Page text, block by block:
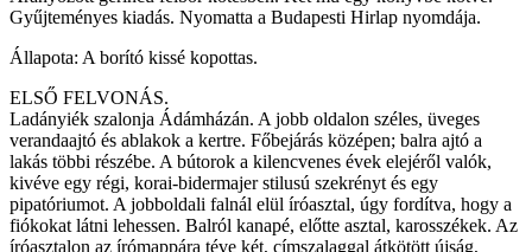
Gyűjteményes kiadás. Nyomatta a Budapesti Hirlap nyomdája.
Állapota: A borító kissé kopottas.
ELSŐ FELVONÁS.
Ladányiék szalonja Ádámházán. A jobb oldalon széles, üveges
verandaajtó és ablakok a kertre. Főbejárás középen; balra ajtó a
lakás többi részébe. A bútorok a kilencvenes évek elejéről valók,
kivéve egy régi, korai-bidermajer stilusú szekrényt és egy
pipatóriumot. A jobboldali falnál elül íróasztal, úgy fordítva, hogy a
fiókokat látni lehessen. Balról kanapé, előtte asztal, karosszékek. Az
íróasztalon az írómappára téve két, címszalaggal átkötött újság,